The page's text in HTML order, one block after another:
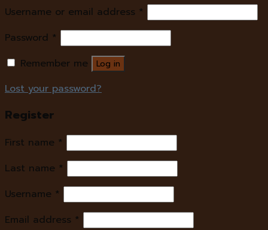
Username or email address *
Password *
Remember me
Log in
Lost your password?
Register
First name *
Last name *
Username *
Email address *